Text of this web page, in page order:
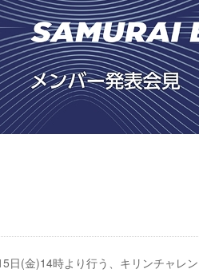
日(金)14時より行う、キリンチャレ